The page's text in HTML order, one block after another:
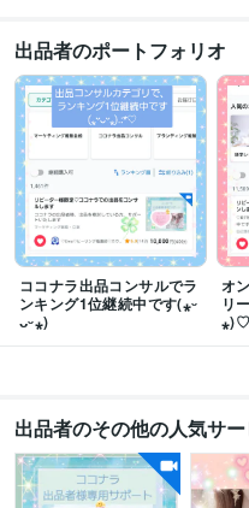
メンタル心理カウンセラー 取得
上級心理カウンセラー 取得年 :
音楽能力検定5級 取得年 : 2003年
看護師 取得年 : 2015年
メンタル心理カウンセラー 取得
上級心理カウンセラー 取得年 :
普通自動車第一種運転免許 取得
得意分野
悩み相談・カウンセリング 好
倫、浮気、略奪愛‥人に話せない
の問題相談 別れたくない！！復
み相談室☆
誰にも言えない性に
恋愛、ビジネス、仕事
出品者のポートフォリオ
ココナラ出品コンサルでラ
ンキング1位継続中です(⁎ᵕ
ᴗᵕ⁎)
オ
リ
⁎)♡
出品者のその他の人気サ